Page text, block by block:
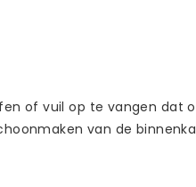
of vuil op te vangen dat
van de